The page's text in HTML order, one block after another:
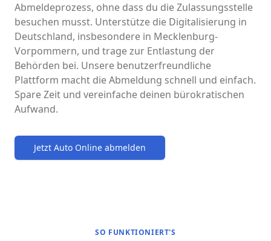
Abmeldeprozess, ohne dass du die Zulassungsstelle
besuchen musst. Unterstütze die Digitalisierung in
Deutschland, insbesondere in Mecklenburg-
Vorpommern, und trage zur Entlastung der
Behörden bei. Unsere benutzerfreundliche
Plattform macht die Abmeldung schnell und einfach.
Spare Zeit und vereinfache deinen bürokratischen
Aufwand.
Jetzt Auto Online abmelden
SO FUNKTIONIERT'S